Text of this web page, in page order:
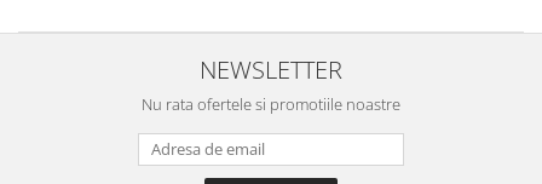
NEWSLETTER
Nu rata ofertele si promotiile noastre